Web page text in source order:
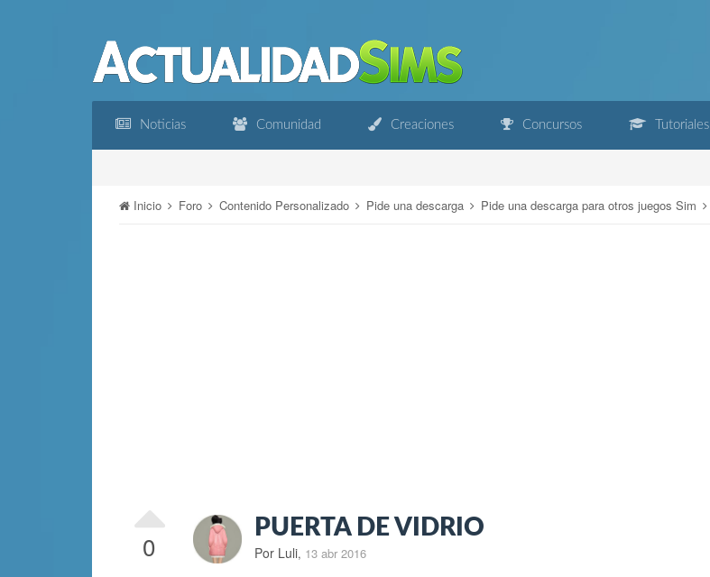
Noticias Comunidad Creaciones Concursos Tutoriales
Inicio Foro Contenido Personalizado Pide una descarga Pide una descarga para otros juegos Sim
0
PUERTA DE VIDRIO
Por Luli, 13 abr 2016